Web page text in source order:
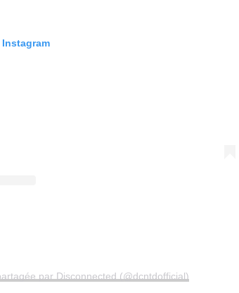
par Disconnected (@dcntdofficial)